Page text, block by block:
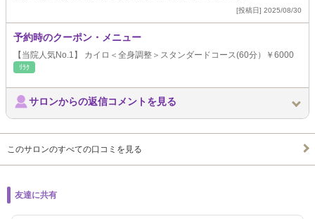
[投稿日] 2025/08/30
予約時のクーポン・メニュー
【当院人気No.1】 カイロ＜全身調整＞スタンダードコース(60分）￥6000
ﾘﾗｸ
サロンからの返信コメントを見る
このサロンのすべての口コミを見る
友達に共有